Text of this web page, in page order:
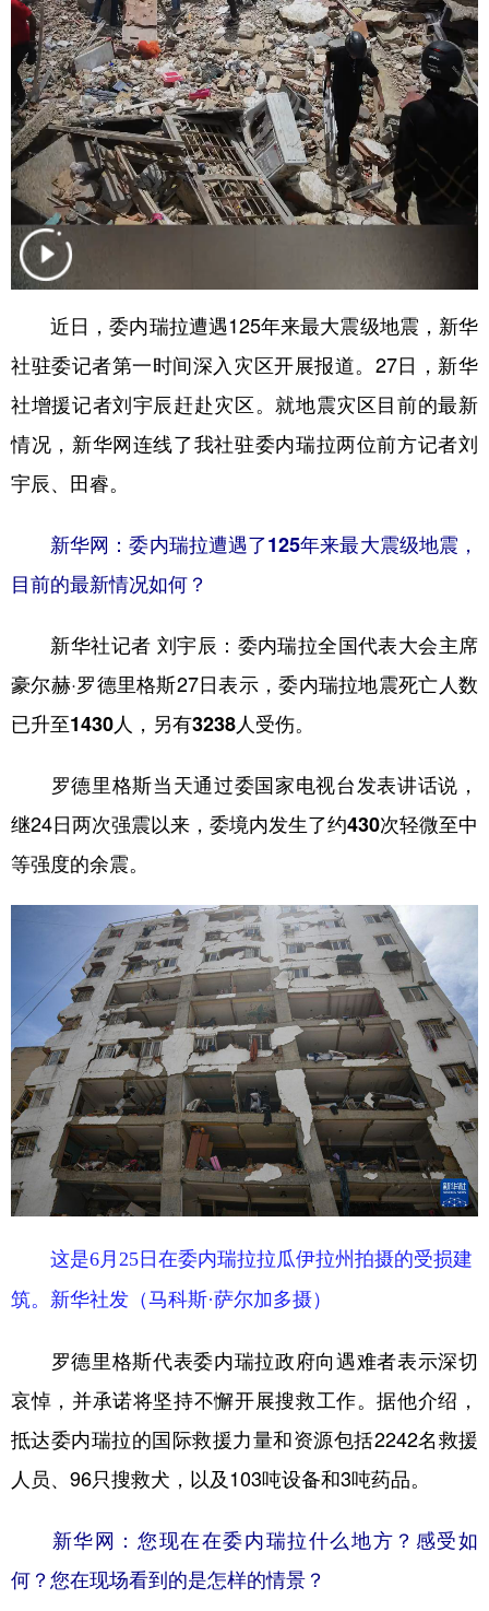
北京 天津 河北 山西
辽宁 吉林 上海 江苏
浙江 安徽 福建 江西
山东 河南 湖北 湖南
广东 广西 海南 重庆
四川
陕西
新疆 内蒙古 黑龙江
多语种频道
English Français
Deutsch Português
近日，委内瑞拉遭遇125年来最大震级地震，新华
社驻委记者第一时间深入灾区开展报道。27日，新华
社增援记者刘宇辰赶赴灾区。就地震灾区目前的最新
情况，新华网连线了我社驻委内瑞拉两位前方记者刘
宇辰、田睿。
新华网：委内瑞拉遭遇了125年来最大震级地震，
目前的最新情况如何？
新华社记者 刘宇辰： 委内瑞拉全国代表大会主席
豪尔赫·罗德里格斯27日表示，委内瑞拉地震死亡人数
已升至1430人，另有3238人受伤。
罗德里格斯当天通过委国家电视台发表讲话说，
继24日两次强震以来， 委境内发生了约430次轻微至中
等强度的余震。
这是6月25日在委内瑞拉拉瓜伊拉州拍摄的受损建
筑。新华社发（马科斯·萨尔加多摄）
罗德里格斯代表委内瑞拉政府向遇难者表示深切
哀悼，并承诺将坚持不懈开展搜救工作。据他介绍，
抵达委内瑞拉的国际救援力量和资源包括2242名救援
人员、96只搜救犬，以及103吨设备和3吨药品。
新华网：您现在在委内瑞拉什么地方？感受如
何？您在现场看到的是怎样的情景？